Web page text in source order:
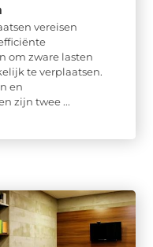
vereisen
om zware lasten
te verplaatsen.
en
zijn twee ...